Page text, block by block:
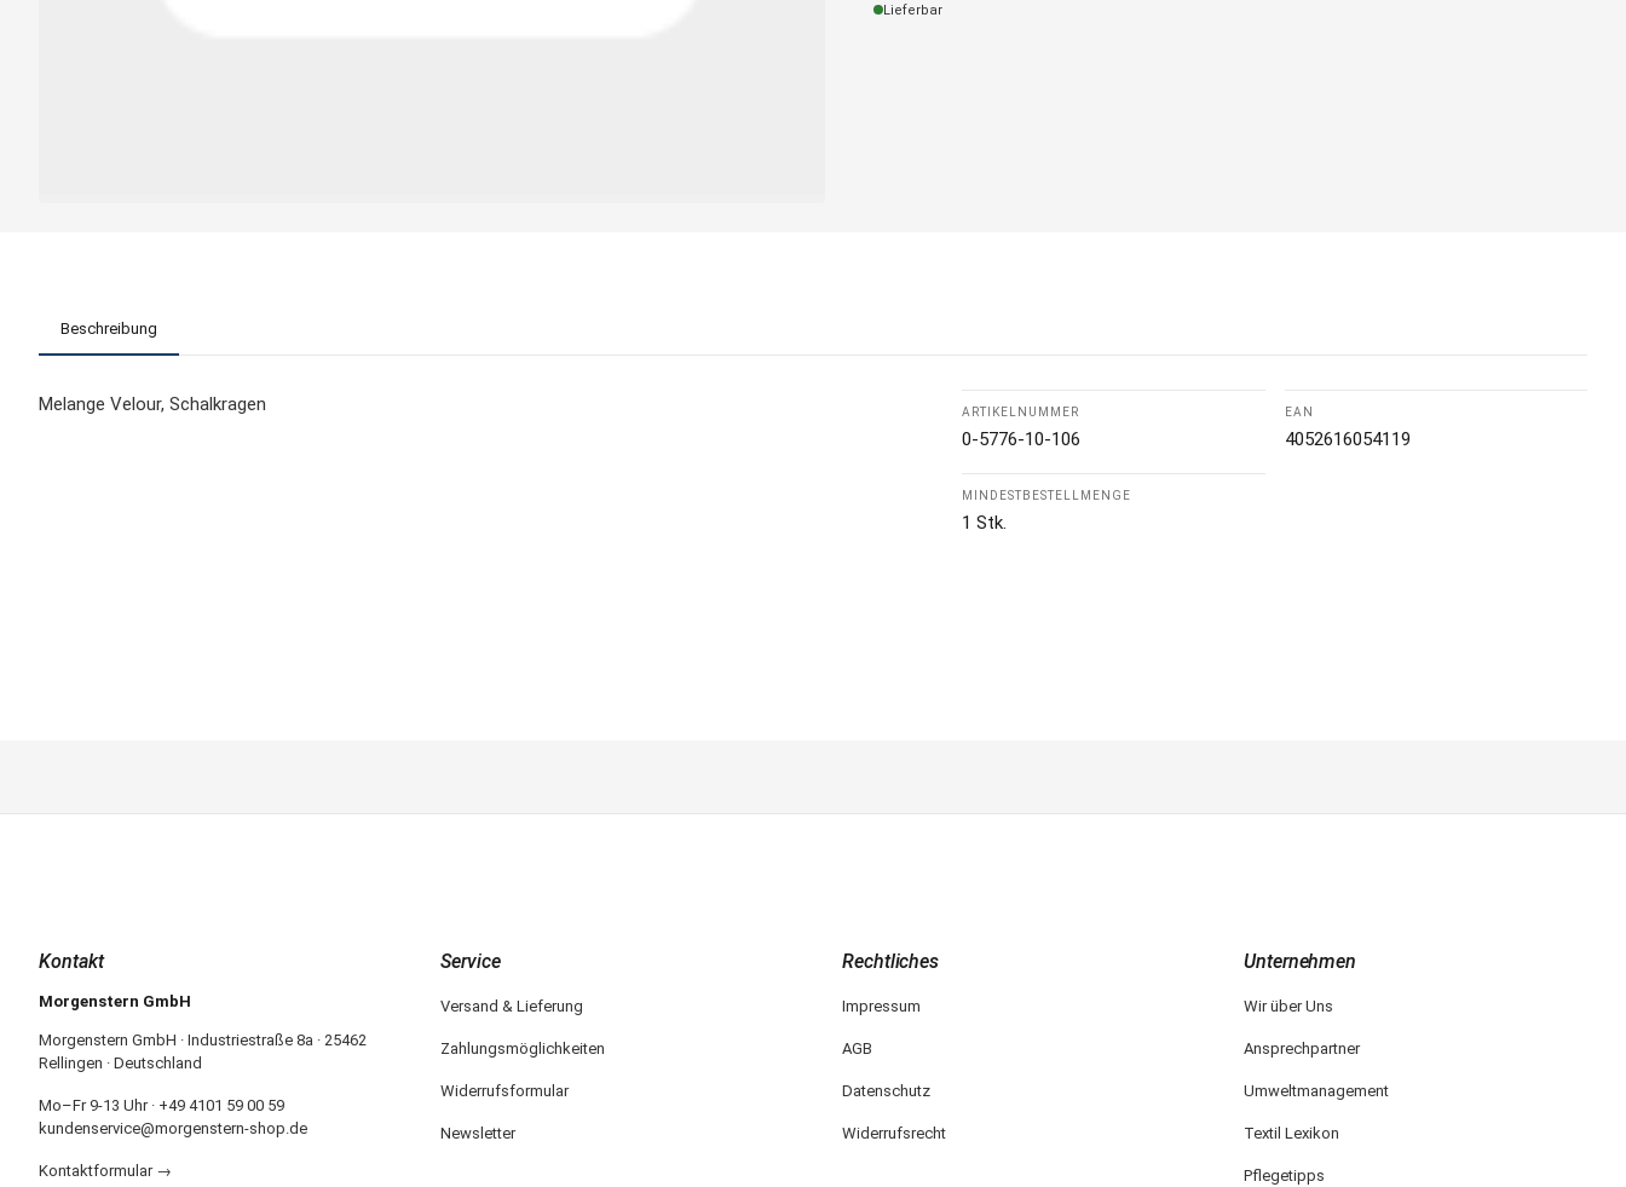
Lieferbar
Beschreibung
Melange Velour, Schalkragen ARTIKELNUMMER
0-5776-10-106
EAN
4052616054119
MINDESTBESTELLMENGE
1 Stk.
Kontakt
Morgenstern GmbH
Morgenstern GmbH · Industriestraße 8a · 25462
Rellingen · Deutschland
Mo–Fr 9-13 Uhr · +49 4101 59 00 59
kundenservice@morgenstern-shop.de
Kontaktformular →
Service
Versand & Lieferung
Zahlungsmöglichkeiten
Widerrufsformular
Newsletter
Rechtliches
Impressum
AGB
Datenschutz
Widerrufsrecht
Unternehmen
Wir über Uns
Ansprechpartner
Umweltmanagement
Textil Lexikon
Pflegetipps